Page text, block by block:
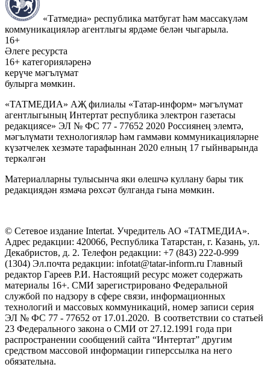
«Татмедиа» республика матбугат һәм массакүләм
коммуникацияләр агентлыгы ярдәме белән чыгарыла.
16+
Әлеге ресурста
16+ категорияләренә
керүче мәгълүмат
булырга мөмкин.
«ТАТМЕДИА» АҖ филиалы «Татар-информ» мәгълүмат
агентлыгының Интертат республика электрон газетасы
редакциясе» ЭЛ № ФС 77 - 77652 2020 Россиянең элемтә,
мәгълүмати технологияләр һәм гаммәви коммуникацияләрне
күзәтчелек хезмәте тарафыннан 2020 елның 17 гыйнварында
теркәлгән
Материалларны тулысынча яки өлешчә куллану бары тик
редакциядән язмача рөхсәт булганда гына мөмкин.
© Сетевое издание Intertat. Учредитель АО «ТАТМЕДИА».
Адрес редакции: 420066, Республика Татарстан, г. Казань, ул.
Декабристов, д. 2. Телефон редакции: +7 (843) 222-0-999
(1304) Эл.почта редакции: infotat@tatar-inform.ru Главный
редактор Гареев Р.И. Настоящий ресурс может содержать
материалы 16+. СМИ зарегистрировано Федеральной
службой по надзору в сфере связи, информационных
технологий и массовых коммуникаций, номер записи серия
ЭЛ № ФС 77 - 77652 от 17.01.2020. В соответствии со статьей
23 Федерального закона о СМИ от 27.12.1991 года при
распространении сообщений сайта “Интертат” другим
средством массовой информации гиперссылка на него
обязательна.